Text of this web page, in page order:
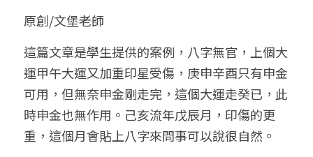
站長精選
臉書生活
好書推廌
陽宅視頻
線上直播
自我挑戰
八字進階班
八字中階班
八字高階班
五人實戰班
五行計算初階班
《十神高階實戰錄》完整典藏版
科學八字推理PDF
八字批命
小兒命名
科學八字推理1
科學八字推理2
科學八字推理3
科學八字輕鬆學
輕鬆學會科學八字推理
與我預約
批命預約
上課預約
常見問題
登錄/註冊
搜索
繁體中文
原創/文堡老師
這篇文章是學生提供的案例，八字無官，上個大
運甲午大運又加重印星受傷，庚申辛酉只有申金
可用，但無奈申金剛走完，這個大運走癸已，此
時申金也無作用。己亥流年戊辰月，印傷的更
重，這個月會貼上八字來問事可以說很自然。